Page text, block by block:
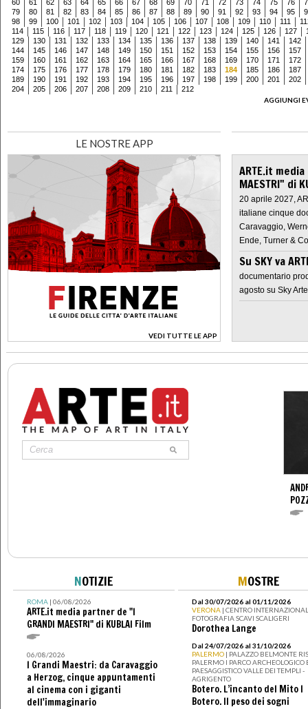
60 61 62 63 64 65 66 67 68 69 70 71 72 73 74 75 76
79
80 81 82 83 84 85 86 87 88 89 90 91 92 93 94 95
98
99 100 101 102 103 104 105 106 107 108 109 110 111
114
115 116 117 118 119 120 121 122 123 124 125 126 127
129
130 131 132 133 134 135 136 137 138 139 140 141
142
144
145 146 147 148 149 150 151 152 153 154 155 156
157
159
160 161 162 163 164 165 166 167 168 169 170 171
172
174
175 176 177 178 179 180 181 182 183 184 185 186
187
189
190 191 192 193 194 195 196 197 198 199 200 201
202
204
205 206 207 208 209 210 211
212
AGGIUNGI
LE NOSTRE APP
VEDI TUTTE LE APP
>
ARTE.it
MAESTRI" di
20 aprile 2027,
italiane cinque
Caravaggio,
Ende, Turner &
Su SKY va
documentario
agosto su Sky Arte
NOTIZIE
ROMA| 06/08/2026
ARTE.it media partner de "I
GRANDI MAESTRI" di KUBLAI Film
06/08/2026
I Grandi Maestri: da Caravaggio
a Herzog, cinque appuntamenti
al cinema con i giganti
dell'immaginario
MOSTRE
Dal 30/07/2026 al 01/11/2026
VERONA | CENTRO
FOTOGRAFIA SCAVI SCALIGERI
Dorothea Lange
Dal 24/07/2026 al 31/10/2026
PALERMO | PALAZZO BELMONTE
PALERMO I PARCO ARCHEOLOGICO
PAESAGGISTICO VALLE DEI TEMPLI -
AGRIGENTO
Botero. L’incanto del Mito I
Botero. Il peso dei sogni